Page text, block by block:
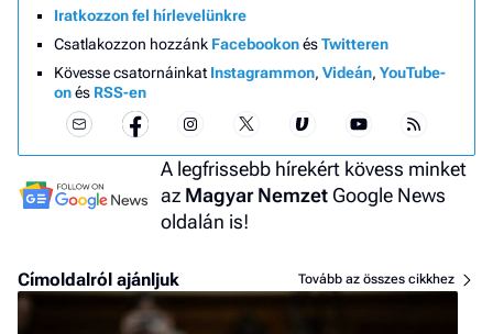
Iratkozzon fel hírlevelünkre
Csatlakozzon hozzánk FacebookonésTwitteren
Kövesse csatornáinkat Instagrammon, Videán, YouTube-
onés RSS-en
A legfrissebb hírekért kövess minket
az Magyar Nemzet Google News
oldalán is!
Címoldalról ajánljuk Tovább az összes cikkhez